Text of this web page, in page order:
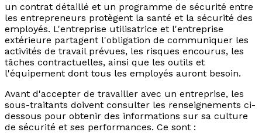
un contrat détaillé et un programme de sécurité entre
les entrepreneurs protègent la santé et la sécurité des
employés. L'entreprise utilisatrice et l'entreprise
extérieure partagent l'obligation de communiquer les
activités de travail prévues, les risques encourus, les
tâches contractuelles, ainsi que les outils et
l'équipement dont tous les employés auront besoin.
Avant d'accepter de travailler avec un entreprise, les
sous-traitants doivent consulter les renseignements ci-
dessous pour obtenir des informations sur sa culture
de sécurité et ses performances. Ce sont :